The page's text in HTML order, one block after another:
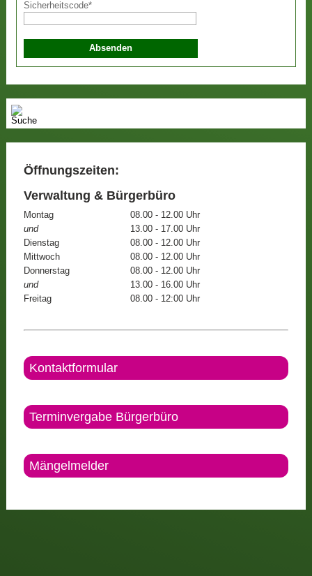
Sicherheitscode*
Öffnungszeiten:
Verwaltung & Bürgerbüro
Montag
08.00 - 12.00 Uhr
und
13.00 - 17.00 Uhr
Dienstag
08.00 - 12.00 Uhr
Mittwoch
08.00 - 12.00 Uhr
Donnerstag
08.00 - 12.00 Uhr
und
13.00 - 16.00 Uhr
Freitag
08.00 - 12:00 Uhr
Kontaktformular
Terminvergabe Bürgerbüro
Mängelmelder